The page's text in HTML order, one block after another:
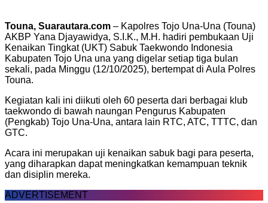
Touna, Suarautara.com – Kapolres Tojo Una-Una (Touna)
AKBP Yana Djayawidya, S.I.K., M.H. hadiri pembukaan Uji
Kenaikan Tingkat (UKT) Sabuk Taekwondo Indonesia
Kabupaten Tojo Una una yang digelar setiap tiga bulan
sekali, pada Minggu (12/10/2025), bertempat di Aula Polres
Touna.
Kegiatan kali ini diikuti oleh 60 peserta dari berbagai klub
taekwondo di bawah naungan Pengurus Kabupaten
(Pengkab) Tojo Una-Una, antara lain RTC, ATC, TTTC, dan
GTC.
Acara ini merupakan uji kenaikan sabuk bagi para peserta,
yang diharapkan dapat meningkatkan kemampuan teknik
dan disiplin mereka.
ADVERTISEMENT